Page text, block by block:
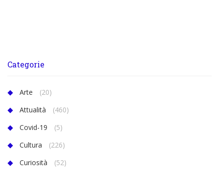
Categorie
Arte
(20)
Attualità
(460)
Covid-19
(5)
Cultura
(226)
Curiosità
(52)